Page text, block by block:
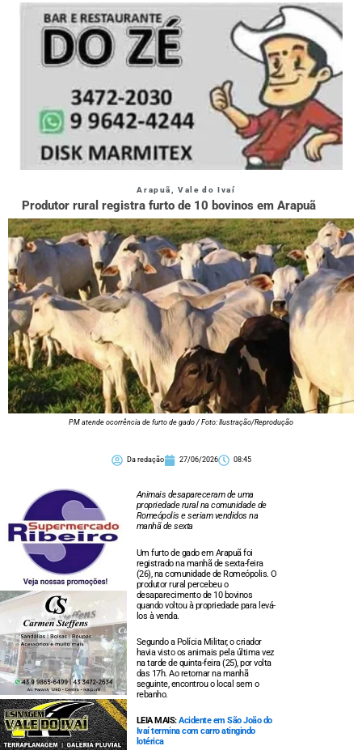
Arapuã ,Vale do Ivaí
Produtor rural registra furto de 10 bovinos em Arapuã
PM atende ocorrência de furto de gado / Foto: Ilustração/Reprodução
Da redação 27/06/2026 08:45
Animais desapareceram de uma
propriedade rural na comunidade de
Romeópolis e seriam vendidos na
manhã de sexta
Um furto de gado em Arapuã foi
registrado na manhã de sexta-feira
(26), na comunidade de Romeópolis. O
produtor rural percebeu o
desaparecimento de 10 bovinos
quando voltou à propriedade para levá-
los à venda.
Segundo a Polícia Militar, o criador
havia visto os animais pela última vez
na tarde de quinta-feira (25), por volta
das 17h. Ao retornar na manhã
seguinte, encontrou o local sem o
rebanho.
LEIA MAIS:Acidente em São João do
Ivaí termina com carro atingindo
lotérica